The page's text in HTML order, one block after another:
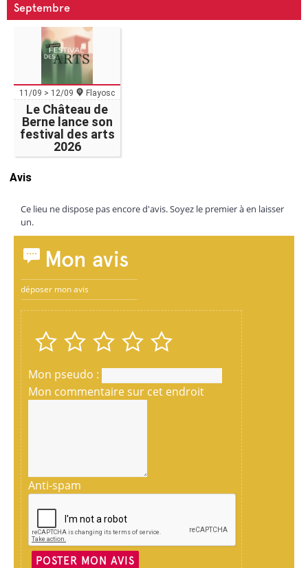
Septembre
11/09 > 12/09 Flayosc
Le Château de
Berne lance son
festival des arts
2026
Avis
Ce lieu ne dispose pas encore d'avis. Soyez le premier à en laisser
un.
Mon avis
déposer mon avis
Mon pseudo :
Mon commentaire sur cet endroit
Anti-spam
POSTER MON AVIS